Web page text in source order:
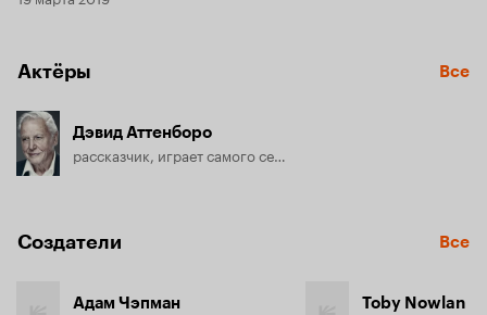
Актёры Все
Дэвид Аттенборо
Создатели Все
Адам Чэпман Toby Nowlan